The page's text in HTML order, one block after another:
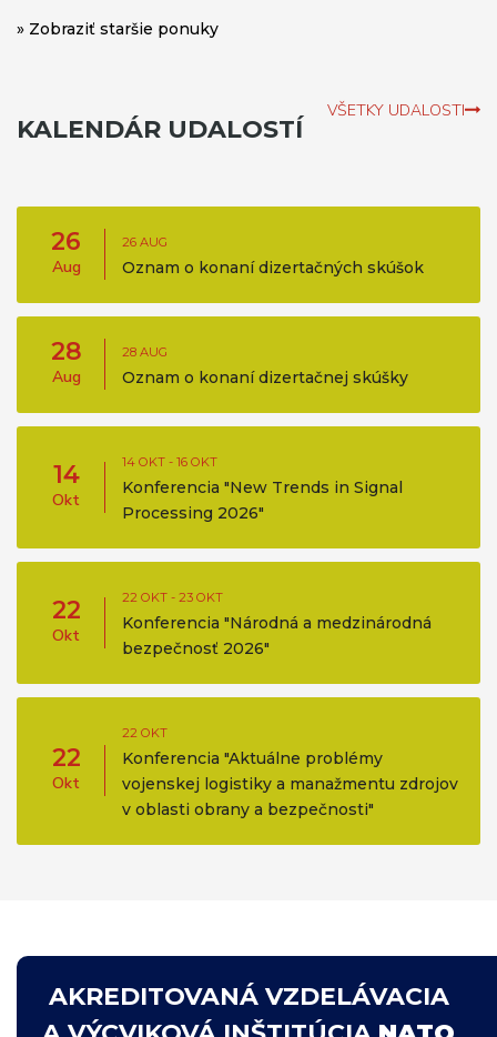
» Zobraziť staršie ponuky
KALENDÁR UDALOSTÍ
VŠETKY UDALOSTI
26
Aug
26 AUG
Oznam o konaní dizertačných skúšok
28
Aug
28 AUG
Oznam o konaní dizertačnej skúšky
14
Okt
14 OKT - 16 OKT
Konferencia "New Trends in Signal
Processing 2026"
22
Okt
22 OKT - 23 OKT
Konferencia "Národná a medzinárodná
bezpečnosť 2026"
22
Okt
22 OKT
Konferencia "Aktuálne problémy
vojenskej logistiky a manažmentu zdrojov
v oblasti obrany a bezpečnosti"
AKREDITOVANÁ VZDELÁVACIA